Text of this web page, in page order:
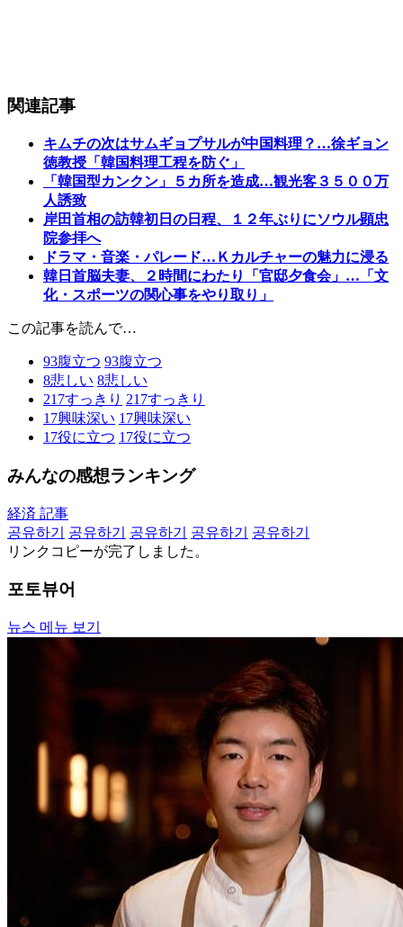
関連記事
キムチの次はサムギョプサルが中国料理？…徐ギョン
徳教授「韓国料理工程を防ぐ」
「韓国型カンクン」５カ所を造成…観光客３５００万
人誘致
岸田首相の訪韓初日の日程、１２年ぶりにソウル顕忠
院参拝へ
ドラマ・音楽・パレード…Ｋカルチャーの魅力に浸る
韓日首脳夫妻、２時間にわたり「官邸夕食会」…「文
化・スポーツの関心事をやり取り」
この記事を読んで…
93腹立つ 93腹立つ
8悲しい 8悲しい
217すっきり 217すっきり
17興味深い 17興味深い
17役に立つ 17役に立つ
みんなの感想ランキング
経済 記事
공유하기
공유하기 공유하기 공유하기
공유하기
リンクコピーが完了しました。
포토뷰어
뉴스 메뉴 보기